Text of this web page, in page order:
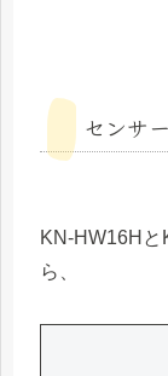
センサ
KN-HW16Hと
ら、